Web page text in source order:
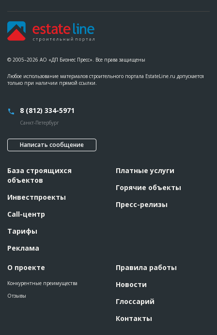
© 2005–2026 АО «ДП Бизнес Пресс». Все права защищены
Любое использование материалов строительного портала EstateLine.ru допускается
только при наличии прямой ссылки.
8 (812) 334-5971
Санкт-Петербург
Написать сообщение
База строящихся
объектов
Инвестпроекты
Call-центр
Тарифы
Реклама
О проекте
Конкурентные преимущества
Отзывы
Платные услуги
Горячие объекты
Пресс-релизы
Правила работы
Новости
Глоссарий
Контакты